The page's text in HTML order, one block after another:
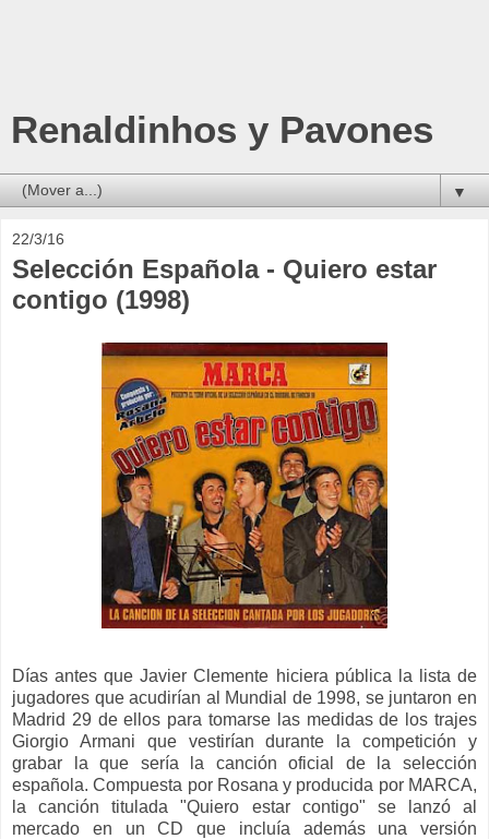
Renaldinhos y Pavones
▼
22/3/16
Selección Española - Quiero estar
contigo (1998)
Días antes que Javier Clemente hiciera pública la lista de
jugadores que acudirían al Mundial de 1998, se juntaron en
Madrid 29 de ellos para tomarse las medidas de los trajes
Giorgio Armani que vestirían durante la competición y
grabar la que sería la canción oficial de la selección
española. Compuesta por Rosana y producida por MARCA,
la canción titulada "Quiero estar contigo" se lanzó al
mercado en un CD que incluía además una versión